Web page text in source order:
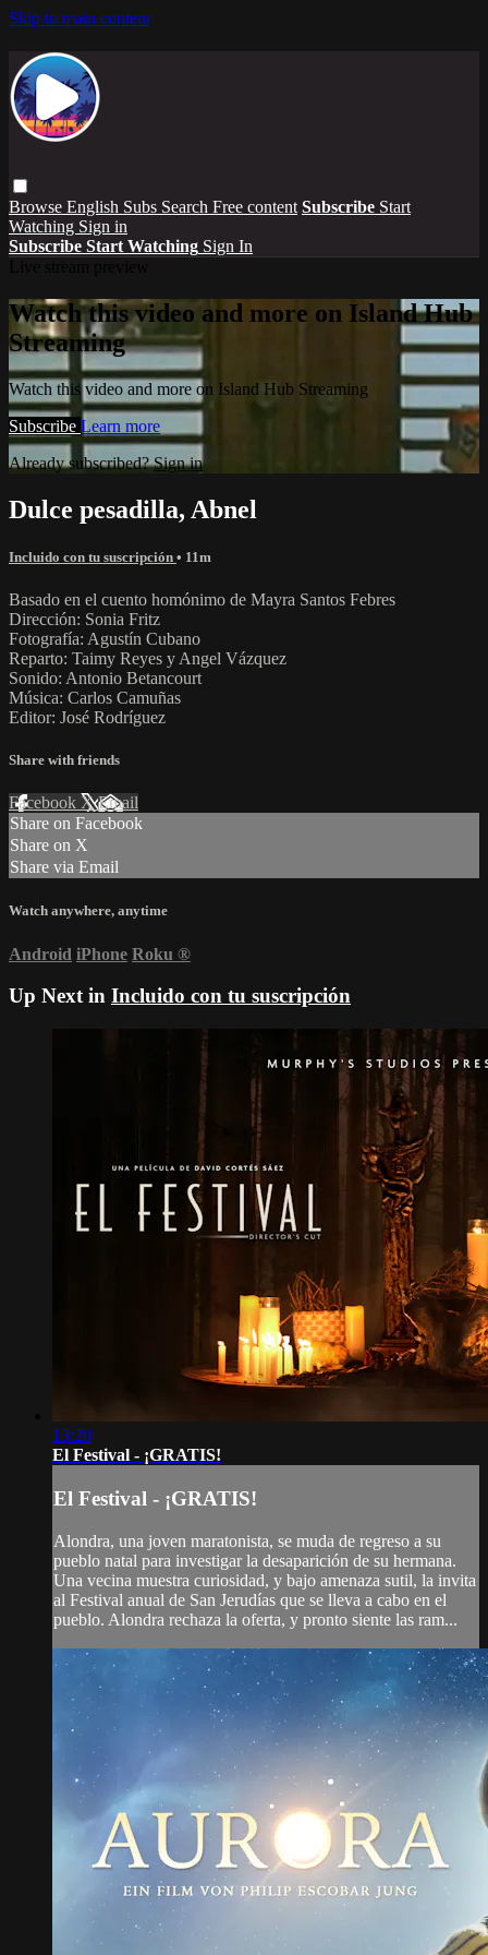
Skip to main content
Browse English Subs Search Free content Subscribe Start
Watching Sign in
Subscribe Start Watching Sign In
Watch this video and more on Island Hub
Streaming
Watch this video and more on Island Hub Streaming
Subscribe Learn more
Already subscribed?Sign in
Dulce pesadilla, Abnel
Incluido con tu suscripción • 11m
Basado en el cuento homónimo de Mayra Santos Febres
Dirección: Sonia Fritz
Fotografía: Agustín Cubano
Reparto: Taimy Reyes y Angel Vázquez
Sonido: Antonio Betancourt
Música: Carlos Camuñas
Editor: José Rodríguez
Share with friends
Facebook XEmail
Share on Facebook
Share on X
Share via Email
Watch anywhere, anytime
Android iPhone Roku ®
Up Next in Incluido con tu suscripción
13:20
El Festival - ¡GRATIS!
El Festival - ¡GRATIS!
Alondra, una joven maratonista, se muda de regreso a su
pueblo natal para investigar la desaparición de su hermana.
Una vecina muestra curiosidad, y bajo amenaza sutil, la invita
al Festival anual de San Jerudías que se lleva a cabo en el
pueblo. Alondra rechaza la oferta, y pronto siente las ram...